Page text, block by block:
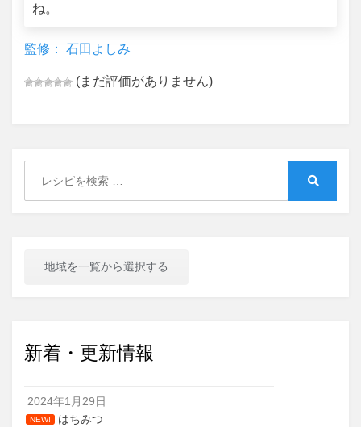
ね。
監修： 石田よしみ
(まだ評価がありません)
地域を一覧から選択する
新着・更新情報
2024年1月29日
NEW! はちみつ